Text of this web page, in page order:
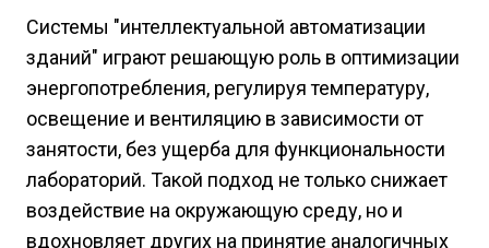
Системы "интеллектуальной автоматизации
зданий" играют решающую роль в оптимизации
энергопотребления, регулируя температуру,
освещение и вентиляцию в зависимости от
занятости, без ущерба для функциональности
лабораторий. Такой подход не только снижает
воздействие на окружающую среду, но и
вдохновляет других на принятие аналогичных